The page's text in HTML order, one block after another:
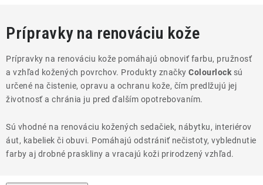
PRÍSLUŠENSTVO
VÔNE DO AUTA
NOVINKY V SORTIMENTE
Prípravky na renováciu kože
Prípravky na renováciu kože pomáhajú obnoviť farbu, pružnosť
a vzhľad kožených povrchov. Produkty značky Colourlock sú
určené na čistenie, opravu a ochranu kože, čím predlžujú jej
životnosť a chránia ju pred ďalším opotrebovaním.
Sú vhodné na renováciu kožených sedačiek, nábytku, interiérov
áut, kabeliek či obuvi. Pomáhajú odstrániť nečistoty, vyblednutie
farby aj drobné praskliny a vracajú koži prirodzený vzhľad.